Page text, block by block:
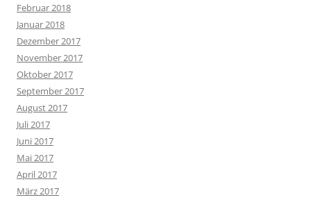
Februar 2018
Januar 2018
Dezember 2017
November 2017
Oktober 2017
September 2017
August 2017
Juli 2017
Juni 2017
Mai 2017
April 2017
März 2017